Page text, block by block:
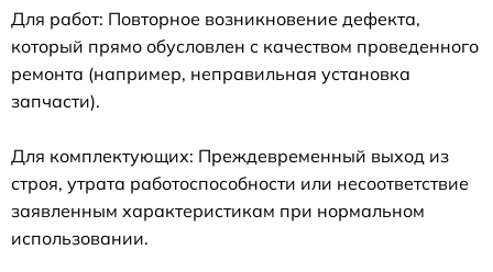
Для работ: Повторное возникновение дефекта,
который прямо обусловлен с качеством проведенного
ремонта (например, неправильная установка
запчасти).
Для комплектующих: Преждевременный выход из
строя, утрата работоспособности или несоответствие
заявленным характеристикам при нормальном
использовании.